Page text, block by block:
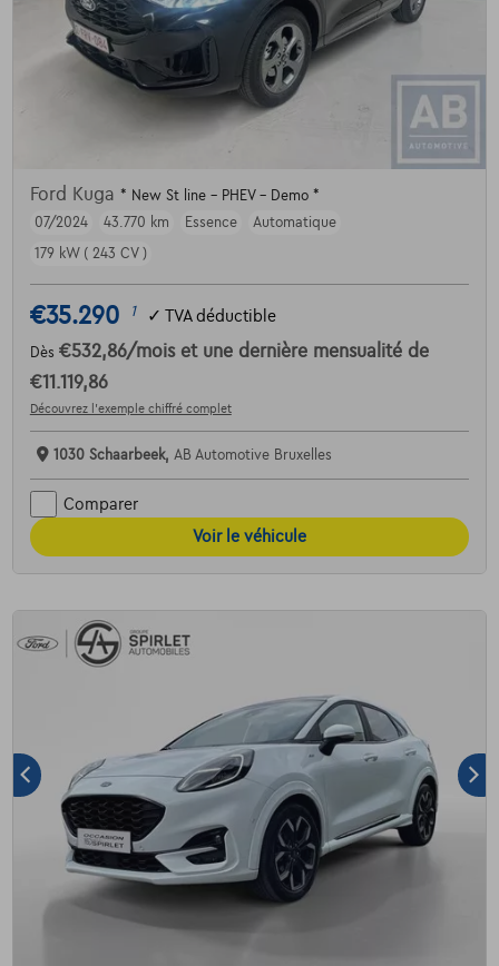
Ford Kuga * New St line - PHEV - Demo *
07/2024
43.770 km Essence
Automatique
179 kW ( 243 CV )
€35.290 1 ✓ TVA déductible
Dès €532,86/mois et une dernière mensualité de
€11.119,86
Découvrez l’exemple chiffré complet
1030 Schaarbeek, AB Automotive Bruxelles
Comparer
Voir le véhicule